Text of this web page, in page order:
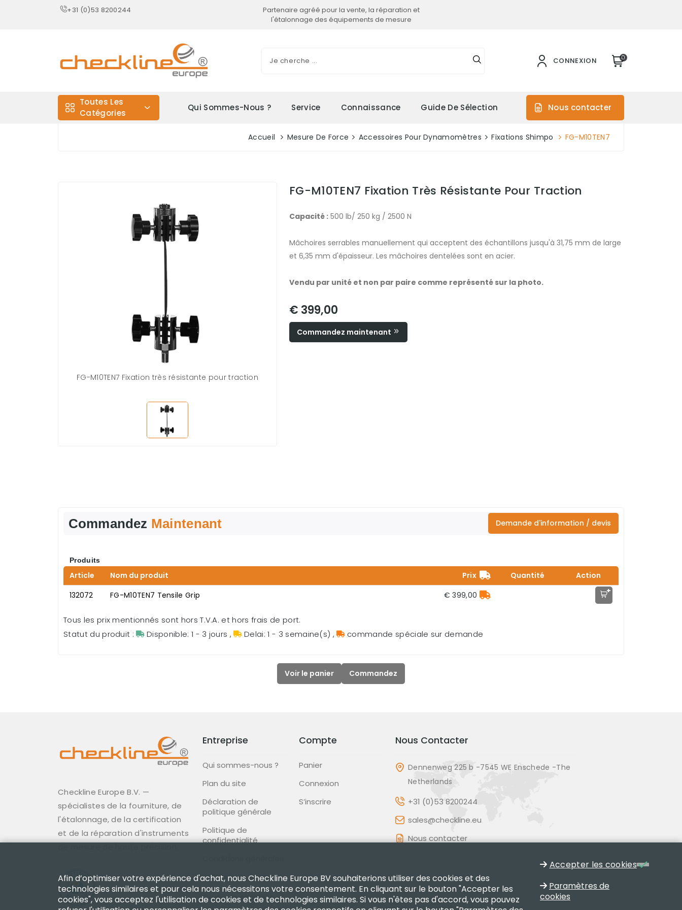
+31 (0)53 8200244
Partenaire agréé pour la vente, la réparation et
l'étalonnage des équipements de mesure
CONNEXION 0
Toutes Les
Catégories
Qui Sommes-Nous ? Service Connaissance Guide De Sélection Nous contacter
Accueil Mesure De Force Accessoires Pour Dynamomètres Fixations Shimpo FG-M10TEN7
FG-M10TEN7 Fixation très résistante pour traction
FG-M10TEN7 Fixation Très Résistante Pour Traction
Capacité : 500 lb/ 250 kg / 2500 N
Mâchoires serrables manuellement qui acceptent des échantillons jusqu'à 31,75 mm de large
et 6,35 mm d'épaisseur. Les mâchoires dentelées sont en acier.
Vendu par unité et non par paire comme représenté sur la photo.
€ 399,00
Commandez maintenant
Commandez Maintenant Demande d'information / devis
Produits
Article Nom du produit Prix Quantité
Action
132072
FG-M10TEN7 Tensile Grip € 399,00 +
Tous les prix mentionnés sont hors T.V.A. et hors frais de port.
Statut du produit :
Disponible: 1 - 3 jours , Delai: 1 - 3 semaine(s) , commande spéciale sur demande
Voir le panier Commandez
Checkline Europe B.V. —
spécialistes de la fourniture, de
l'étalonnage, de la certification
et de la réparation d'instruments
Entreprise
Qui sommes-nous ?
Plan du site
Déclaration de
politique générale
Politique de
confidentialité
Politique de Retour
Code de conduite
Compte
Panier
Connexion
S’inscrire
Nous Contacter
Dennenweg 225 b -7545 WE Enschede -The
Netherlands
+31 (0)53 8200244
sales@checkline.eu
Nous contacter
Afin d’optimiser votre expérience d'achat, nous Checkline Europe BV souhaiterions utiliser des cookies et des
technologies similaires et pour cela nous nécessitons votre consentement. En cliquant sur le bouton "Accepter les
cookies", vous acceptez l'utilisation de cookies et de technologies similaires. Si vous n'êtes pas d'accord, vous pouvez
Accepter les cookies
Paramètres de
cookies